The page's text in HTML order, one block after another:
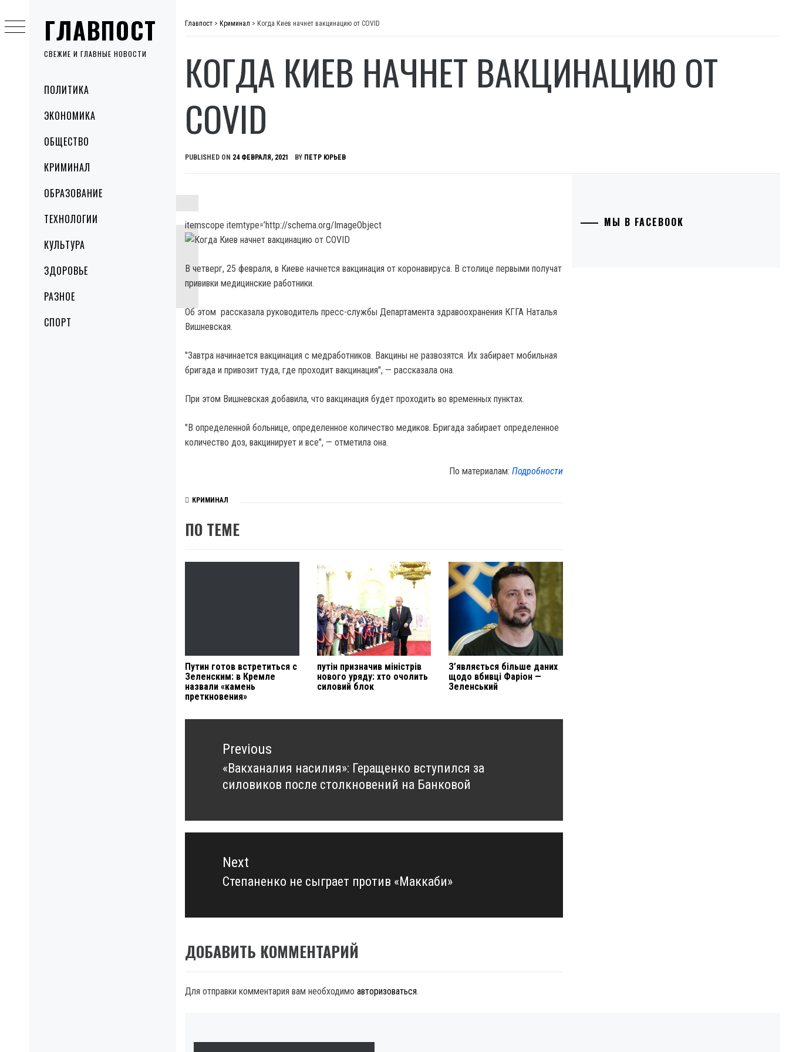
ГЛАВПОСТ
СВЕЖИЕ И ГЛАВНЫЕ НОВОСТИ
MenuПОЛИТИКА
ЭКОНОМИКА
ОБЩЕСТВО
КРИМИНАЛ
ОБРАЗОВАНИЕ
ТЕХНОЛОГИИ
КУЛЬТУРА
ЗДОРОВЬЕ
РАЗНОЕ
СПОРТ
to
content
Главпост > Криминал > Когда Киев начнет вакцинацию от COVID
КОГДА КИЕВ НАЧНЕТ ВАКЦИНАЦИЮ ОТ
COVID
PUBLISHED ON 24 ФЕВРАЛЯ, 2021 BY ПЕТР ЮРЬЕВ
itemscope itemtype=’http://schema.org/ImageObject
В четверг, 25 февраля, в Киеве начнется вакцинация от коронавируса. В столице первыми получат
прививки медицинские работники.
Об этом рассказала руководитель пресс-службы Департамента здравоохранения КГГА Наталья
Вишневская.
"Завтра начинается вакцинация с медработников. Вакцины не развозятся. Их забирает мобильная
бригада и привозит туда, где проходит вакцинация", — рассказала она.
При этом Вишневская добавила, что вакцинация будет проходить во временных пунктах.
"В определенной больнице, определенное количество медиков. Бригада забирает определенное
количество доз, вакцинирует и все", — отметила она.
По материалам:Подробности
КРИМИНАЛ
ПО ТЕМЕ
Путин готов встретиться с
Зеленским: в Кремле
назвали «камень
преткновения»
путін призначив міністрів
нового уряду: хто очолить
силовий блок
З’являється більше даних
щодо вбивці Фаріон —
Зеленський
Навигация
записямPrevious
Previous
post:
«Вакханалия насилия»: Геращенко вступился за
силовиков после столкновений на Банковой
Next
Next
Степаненко не сыграет против «Маккаби»
ДОБАВИТЬ КОММЕНТАРИЙ
Для отправки комментария вам необходимо авторизоваться.
МЫ В FACEBOOK